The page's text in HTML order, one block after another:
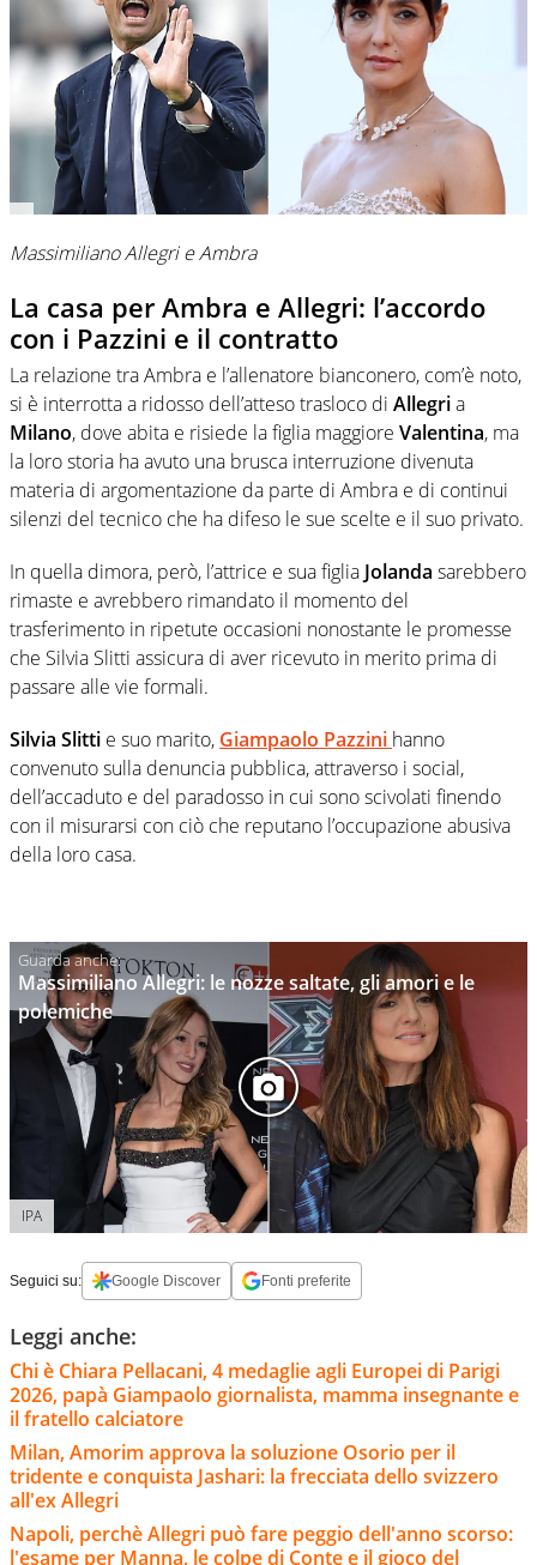
Massimiliano Allegri e Ambra
La casa per Ambra e Allegri: l’accordo
con i Pazzini e il contratto
La relazione tra Ambra e l’allenatore bianconero, com’è noto,
si è interrotta a ridosso dell’atteso trasloco di Allegria
Milano, dove abita e risiede la figlia maggiore Valentina, ma
la loro storia ha avuto una brusca interruzione divenuta
materia di argomentazione da parte di Ambra e di continui
silenzi del tecnico che ha difeso le sue scelte e il suo privato.
In quella dimora, però, l’attrice e sua figlia Jolanda sarebbero
rimaste e avrebbero rimandato il momento del
trasferimento in ripetute occasioni nonostante le promesse
che Silvia Slitti assicura di aver ricevuto in merito prima di
passare alle vie formali.
Silvia Slitti e suo marito, Giampaolo Pazzini hanno
convenuto sulla denuncia pubblica, attraverso i social,
dell’accaduto e del paradosso in cui sono scivolati finendo
con il misurarsi con ciò che reputano l’occupazione abusiva
della loro casa.
Massimiliano Allegri: le nozze saltate, gli amori e le
polemiche
IPA
Seguici su: Google Discover Fonti preferite
Leggi anche:
Chi è Chiara Pellacani, 4 medaglie agli Europei di Parigi
2026, papà Giampaolo giornalista, mamma insegnante e
il fratello calciatore
Milan, Amorim approva la soluzione Osorio per il
tridente e conquista Jashari: la frecciata dello svizzero
all'ex Allegri
Napoli, perchè Allegri può fare peggio dell'anno scorso:
l'esame per Manna, le colpe di Conte e il gioco del